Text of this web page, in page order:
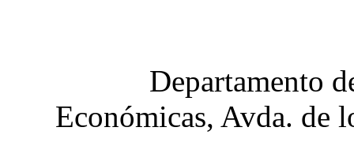
Departamento
Económicas, Avda. de